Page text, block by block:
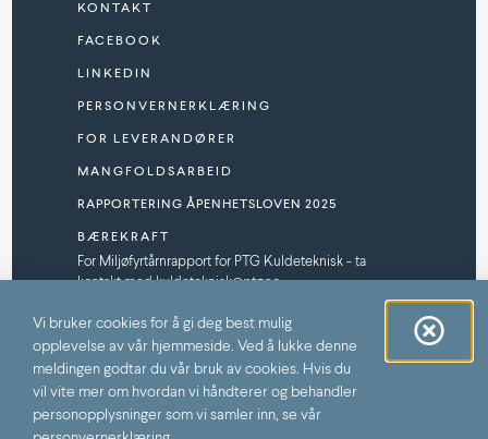
KONTAKT
FACEBOOK
LINKEDIN
PERSONVERNERKLÆRING
FOR LEVERANDØRER
MANGFOLDSARBEID
RAPPORTERING ÅPENHETSLOVEN 2025
BÆREKRAFT
For Miljøfyrtårnrapport for PTG Kuldeteknisk - ta
kontakt med kuldeteknisk@ptg.no
SPONSORPROGRAM
PTG (C) 2026
Vi bruker cookies for å gi deg best mulig
opplevelse av vår hjemmeside. Ved å lukke denne
meldingen godtar du vår bruk av cookies. Hvis du
vil vite mer om hvordan vi håndterer og behandler
personopplysninger som vi samler inn, se vår